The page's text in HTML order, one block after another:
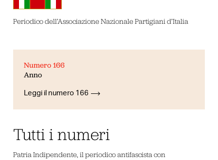
Periodico dell’Associazione Nazionale Partigiani d’Italia
Numero 166
Anno
Leggi il numero 166
Tutti i numeri
Patria Indipendente, il periodico antifascista con